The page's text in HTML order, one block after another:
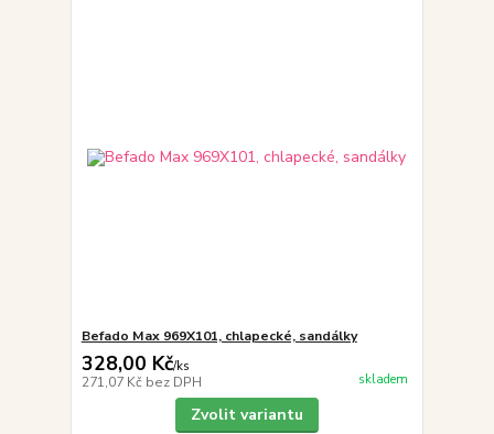
Befado Max 969X101, chlapecké, sandálky
328,00 Kč/ks
271,07 Kč bez DPH skladem
Zvolit variantu